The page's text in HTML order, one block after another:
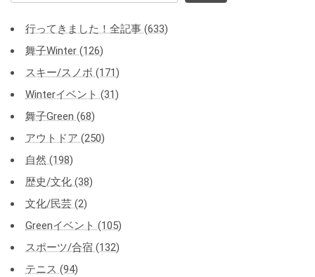
索:
行ってきました！全記事 (633)
舞子Winter (126)
スキー/スノボ (171)
Winterイベント (31)
舞子Green (68)
アウトドア (250)
自然 (198)
歴史/文化 (38)
文化/民芸 (2)
Greenイベント (105)
スポーツ/合宿 (132)
テニス (94)